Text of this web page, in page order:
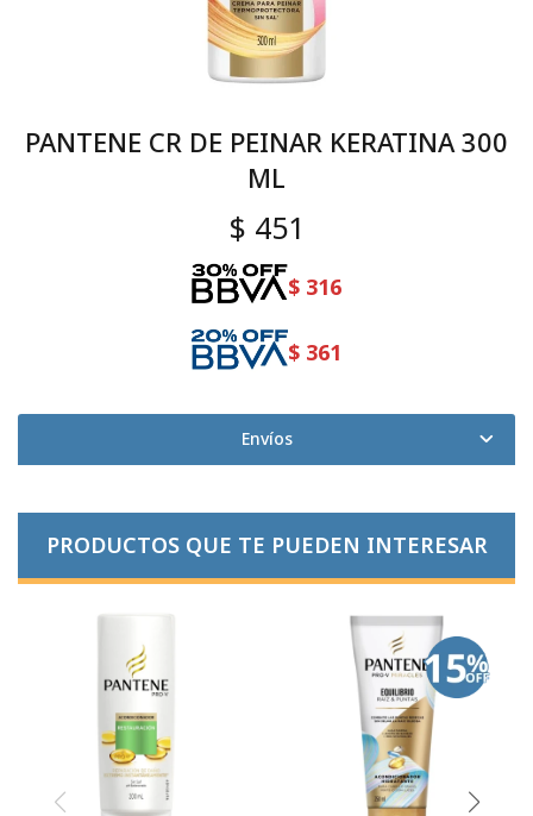
PANTENE CR DE PEINAR KERATINA 300
ML
$ 451
$ 316
$ 361
Envíos
PRODUCTOS QUE TE PUEDEN INTERESAR